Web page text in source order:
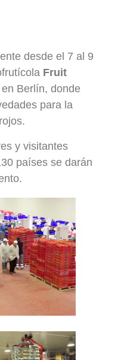
desde el 7 al 9
Fruit
Berlín, donde
para la
y visitantes
países se darán